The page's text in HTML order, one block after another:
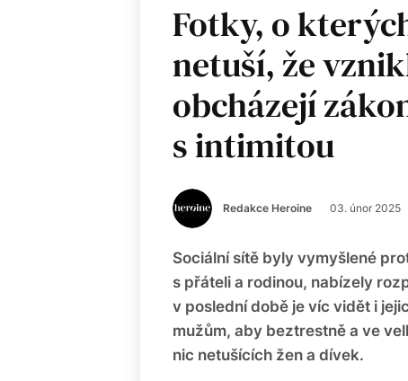
Fotky, o
netuší, že
obcházejí
s intimitou
Redakce Heroine 03. únor 2025
Sociální sítě byly vymyšlené
s přáteli a rodinou, nabízely
v poslední době je víc vidět i
mužům, aby beztrestně a ve
nic netušících žen a dívek.